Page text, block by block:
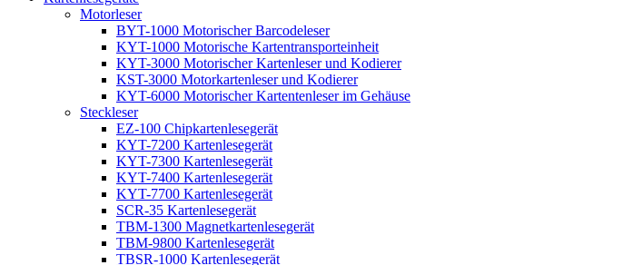
Motorleser
BYT-1000 Motorischer Barcodeleser
KYT-1000 Motorische Kartentransporteinheit
KYT-3000 Motorischer Kartenleser und Kodierer
KST-3000 Motorkartenleser und Kodierer
KYT-6000 Motorischer Kartentenleser im Gehäuse
Steckleser
EZ-100 Chipkartenlesegerät
KYT-7200 Kartenlesegerät
KYT-7300 Kartenlesegerät
KYT-7400 Kartenlesegerät
KYT-7700 Kartenlesegerät
SCR-35 Kartenlesegerät
TBM-1300 Magnetkartenlesegerät
TBM-9800 Kartenlesegerät
TBSR-1000 Kartenlesegerät